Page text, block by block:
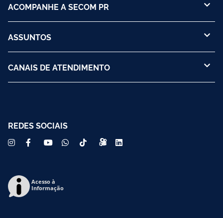
ACOMPANHE A SECOM PR
ASSUNTOS
CANAIS DE ATENDIMENTO
REDES SOCIAIS
Acesso à
Informação